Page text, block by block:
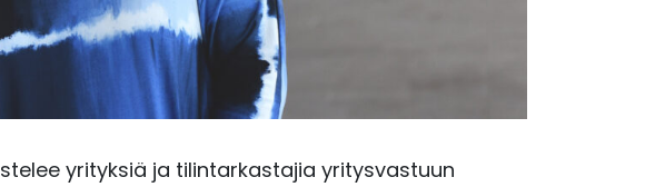
yrityksiä ja tilintarkastajia yritysvastuun